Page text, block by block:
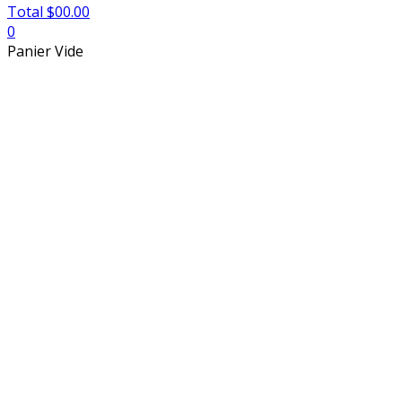
Total $00.00
0
Panier Vide